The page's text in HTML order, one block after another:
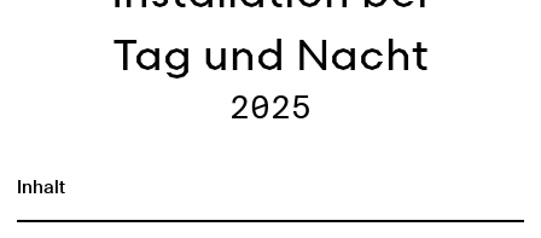
Tag und Nacht
2025
Inhalt